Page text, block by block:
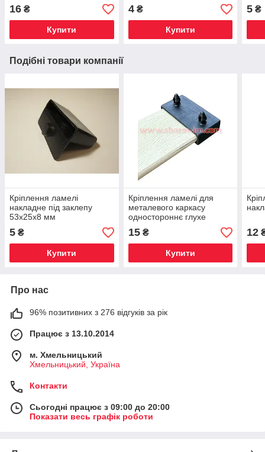
16 ₴
Купити
4₴
Купити
5 ₴
Подібні товари компанії
Кріплення ламелі
накладне під заклепу
53х25х8 мм
5 ₴
Купити
Кріплення ламелі для
металевого каркасу
одностороннє глухе
15₴
Купити
12
Про нас
96% позитивних з 276 відгуків за рік
Працює з 13.10.2014
м. Хмельницький
Хмельницький, Україна
Контакти
Сьогодні працює з 09:00 до 20:00
Показати весь графік роботи